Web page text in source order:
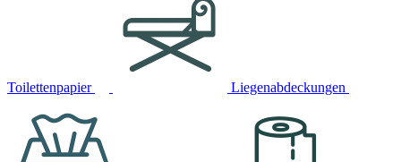
Toilettenpapier Liegenabdeckungen